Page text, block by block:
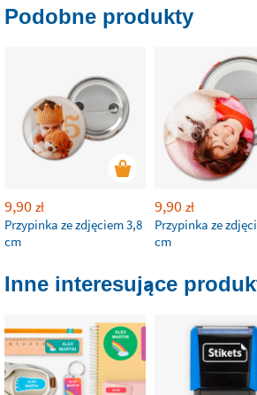
Podobne produkty
9,90 zł
Przypinka ze zdjęciem 3,8
cm
9,90 zł
Przypinka ze
cm
Inne interesujące